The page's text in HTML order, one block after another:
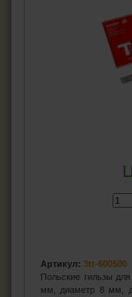
Артикул: 3tt-600500
Польские гильзы
мм, диаметр 8 мм,